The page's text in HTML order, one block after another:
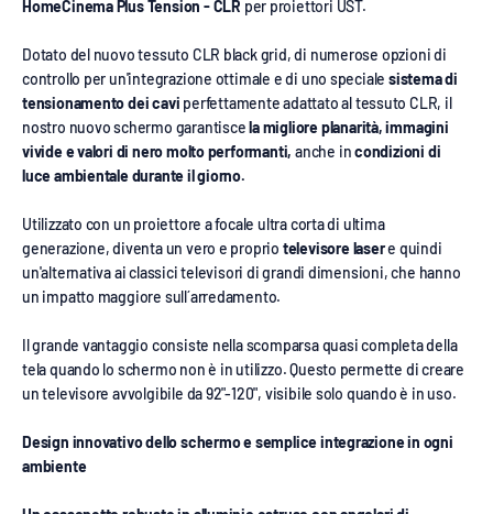
HomeCinema Plus Tension - CLR per proiettori UST.
Dotato del nuovo tessuto CLR black grid, di numerose opzioni di
controllo per un'integrazione ottimale e di uno specialesistema di
tensionamento dei cavi perfettamente adattato al tessuto CLR, il
nostro nuovo schermo garantiscela migliore planarità, immagini
vivide e valori di nero molto performanti, anche incondizioni di
luce ambientale durante il giorno.
Utilizzato con un proiettore a focale ultra corta di ultima
generazione, diventa un vero e proprio televisore lasere quindi
un'alternativa ai classici televisori di grandi dimensioni, che hanno
un impatto maggiore sull´arredamento.
Il grande vantaggio consiste nella scomparsa quasi completa della
tela quando lo schermo non è in utilizzo. Questo permette di creare
un televisore avvolgibile da 92"-120", visibile solo quando è in uso.
Design innovativo dello schermo e semplice integrazione in ogni
ambiente